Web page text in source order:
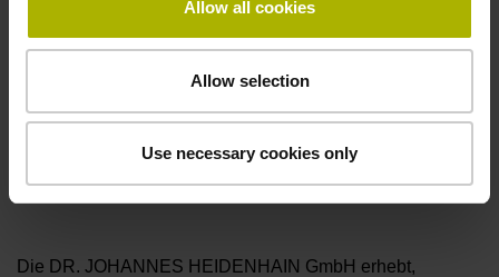
Allow all cookies
Allow selection
Use necessary cookies only
Ich bestätige, die Hinweise zumDatenschutz
und akzeptiert zu haben.*
Die DR. JOHANNES HEIDENHAIN GmbH erhebt,